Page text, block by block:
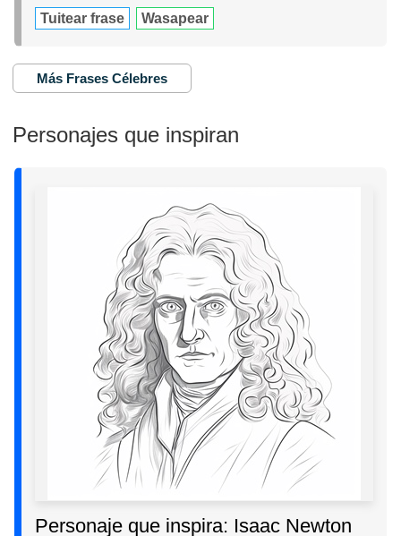
Tuitear frase Wasapear
Más Frases Célebres
Personajes que inspiran
Personaje que inspira: Isaac Newton